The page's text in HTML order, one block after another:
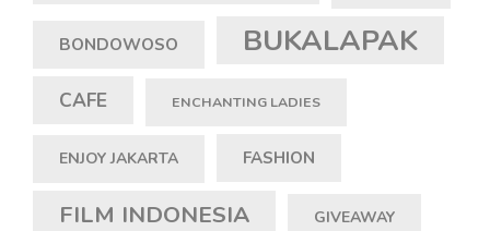
BONDOWOSO BUKALAPAK
CAFE ENCHANTING LADIES
ENJOY JAKARTA FASHION
FILM INDONESIA GIVEAWAY